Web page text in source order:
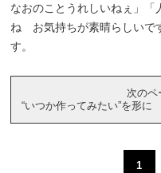
なおのことうれしいねぇ」「
ね お気持ちが素晴らしいで
す。
次のペ
“いつか作ってみたい”を形
1